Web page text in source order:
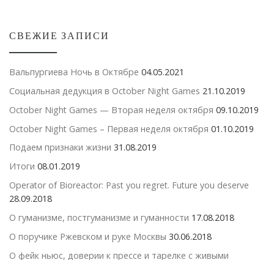
СВЕЖИЕ ЗАПИСИ
Вальпургиева Ночь в Октябре 04.05.2021
Социальная дедукция в October Night Games 21.10.2019
October Night Games — Вторая неделя октября 09.10.2019
October Night Games – Первая неделя октября 01.10.2019
Подаем признаки жизни 31.08.2019
Итоги 08.01.2019
Operator of Bioreactor: Past you regret. Future you deserve
28.09.2018
О гуманизме, постгуманизме и гуманности 17.08.2018
О поручике Ржевском и руке Москвы 30.06.2018
О фейк ньюс, доверии к прессе и тарелке с живыми